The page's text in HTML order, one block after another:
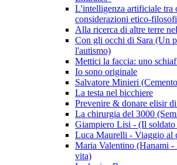
L'intelligenza artificiale tra
considerazioni etico-
Alla ricerca di altre terre
Con gli occhi di Sara (Un
l'autismo)
Mettici la faccia: uno
Io sono originale
Salvatore Minieri
La testa nel bicchiere
Prevenire & donare elisir
La chirurgia del 3000
Giampiero Lisi - (Il soldato
Luca Maurelli - Viaggio al
Maria Valentino (Hanami -
vita)